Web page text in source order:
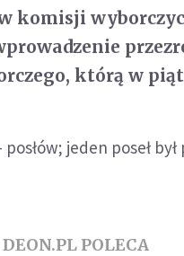
komisji
którą w
jeden poseł
DEON.PL POLECA